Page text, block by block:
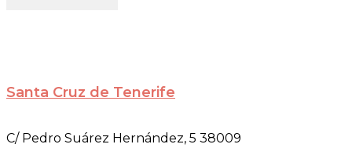
Santa Cruz de Tenerife
C/ Pedro Suárez Hernández, 5 38009